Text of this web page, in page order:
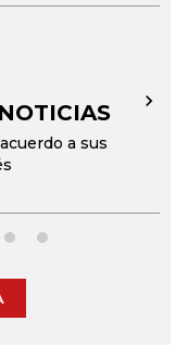
a sus
→